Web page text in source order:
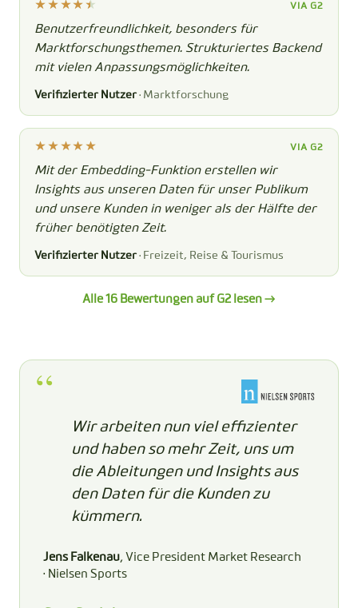
VIA G2
Benutzerfreundlichkeit, besonders für
Marktforschungsthemen. Strukturiertes Backend
mit vielen Anpassungsmöglichkeiten.
Verifizierter Nutzer · Marktforschung
VIA G2
Mit der Embedding-Funktion erstellen wir
Insights aus unseren Daten für unser Publikum
und unsere Kunden in weniger als der Hälfte der
früher benötigten Zeit.
Verifizierter Nutzer · Freizeit, Reise & Tourismus
Alle 16 Bewertungen auf G2 lesen →
Wir arbeiten nun viel effizienter
und haben so mehr Zeit, uns um
die Ableitungen und Insights aus
den Daten für die Kunden zu
kümmern.
Jens Falkenau, Vice President Market Research
· Nielsen Sports